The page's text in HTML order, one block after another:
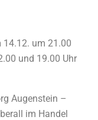
14.12. um 21.00
und 19.00 Uhr
Augenstein –
im Handel